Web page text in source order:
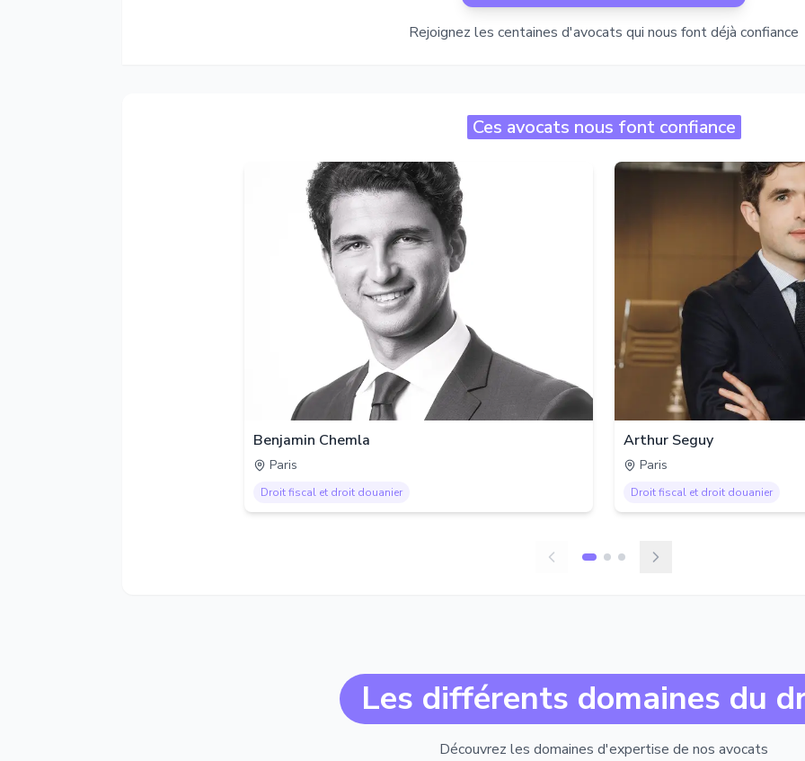
Rejoignez les centaines d'avocats qui nous font déjà confiance
Ces avocats nous font confiance
Benjamin Chemla
Paris
Droit fiscal et droit douanier
Arthur Seguy
Paris
Droit fiscal et droit douanier
Les différents domaines du
Découvrez les domaines d'expertise de nos avocats